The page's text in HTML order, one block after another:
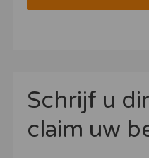
Schrijf u
claim uw